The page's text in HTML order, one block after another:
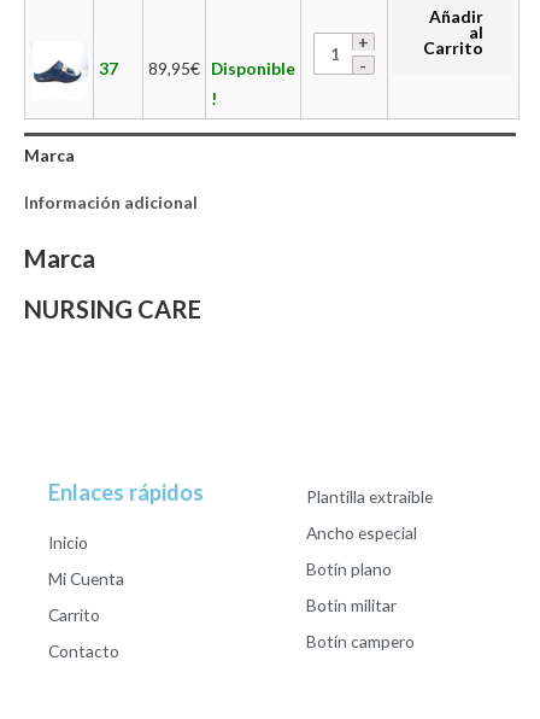
37 89,95€ Disponible
!
Añadir
al
Carrito
Marca
Información adicional
Marca
NURSING CARE
Enlaces rápidos
Inicio
Mi Cuenta
Carrito
Contacto
Plantilla extraible
Ancho especial
Botín plano
Botín militar
Botín campero